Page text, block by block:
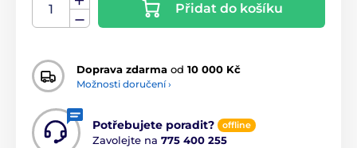
Přidat do košíku
Doprava zdarma od 10 000 Kč
Možnosti doručení ›
Potřebujete poradit? offline
Zavolejte na 775 400 255